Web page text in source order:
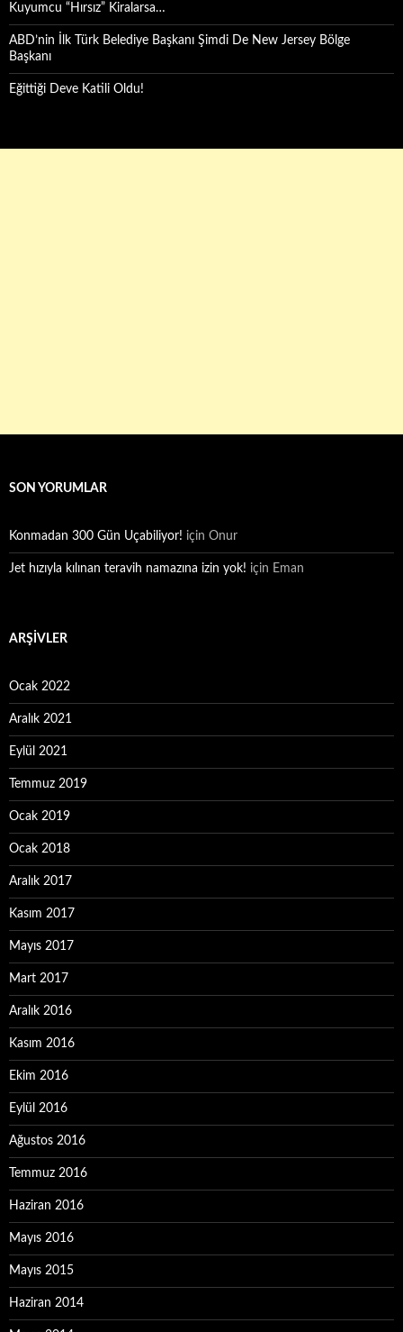
Kuyumcu “Hırsız” Kiralarsa…
ABD’nin İlk Türk Belediye Başkanı Şimdi De New Jersey Bölge
Başkanı
Eğittiği Deve Katili Oldu!
SON YORUMLAR
Konmadan 300 Gün Uçabiliyor! için Onur
Jet hızıyla kılınan teravih namazına izin yok! için Eman
ARŞIVLER
Ocak 2022
Aralık 2021
Eylül 2021
Temmuz 2019
Ocak 2019
Ocak 2018
Aralık 2017
Kasım 2017
Mayıs 2017
Mart 2017
Aralık 2016
Kasım 2016
Ekim 2016
Eylül 2016
Ağustos 2016
Temmuz 2016
Haziran 2016
Mayıs 2016
Mayıs 2015
Haziran 2014